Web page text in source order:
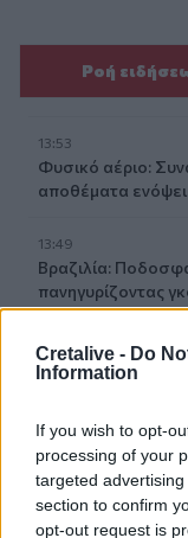
Cretalive - Do
Information
If you wish to opt-
processing of your
targeted
section to confirm
opt-out request is
Ροή
13:53
Φυσικό αέριο:
αποθέματα
13:49
Βραζιλία:
πανηγυρίζοντας
13:48
ΓΕΕΘΑ: Υπεγράφη
13:38
Συνταγή για
13:35